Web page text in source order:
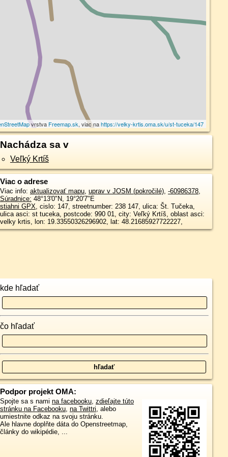
vrstva Freemap.sk, viac nahttps://velky-krtis.oma.sk/u/st-tuceka/147
Nachádza sa v
Veľký Krtíš
Viac o adrese
Viac info: aktualizovať mapu, uprav v JOSM (pokročilé), -60986378,
Súradnice: 48°13'0"N, 19°20'7"E
stiahni GPX, cislo: 147, streetnumber: 238 147, ulica: Št. Tučeka,
ulica asci: st tuceka, postcode: 990 01, city: Veľký Krtíš, oblast asci:
velky krtis, lon: 19.33550326296902, lat: 48.21685927722227,
kde hľadať
čo hľadať
Podpor projekt OMA:
Spojte sa s nami na facebooku, zdieľajte túto
stránku na Facebooku, na Twittri, alebo
umiestnite odkaz na svoju stránku.
Ale hlavne doplňte dáta do Openstreetmap,
články do wikipédie, ...